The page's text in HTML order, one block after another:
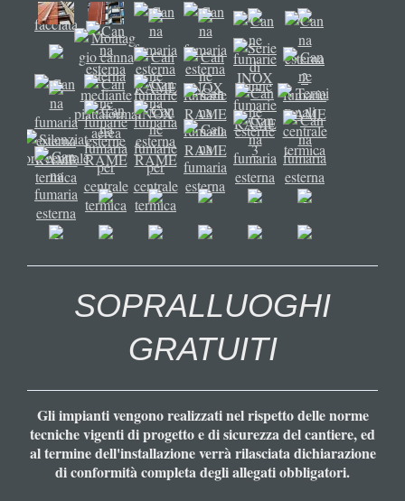
SOPRALLUOGHI
GRATUITI
Gli impianti vengono realizzati nel rispetto delle norme
tecniche vigenti di progetto e di sicurezza del cantiere, ed
al termine dell'installazione verrà rilasciata dichiarazione
di conformità completa degli allegati obbligatori.